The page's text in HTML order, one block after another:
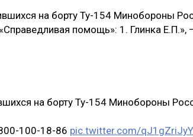
на борту Ту-154 Минобороны
помощь»: 1. Глинка Е.П.»,
на борту Ту-154 Минобороны
100-18-86 pic.twitter.com/qJ1gZriJyY